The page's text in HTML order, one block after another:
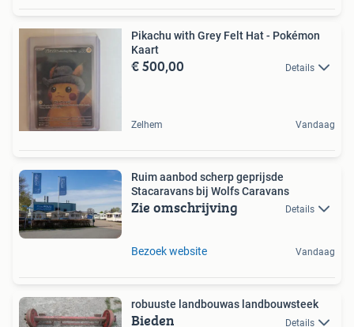
Pikachu with Grey Felt Hat - Pokémon
Kaart
€ 500,00 Details
Zelhem Vandaag
Ruim aanbod scherp geprijsde
Stacaravans bij Wolfs Caravans
Zie omschrijving Details
Bezoek website Vandaag
robuuste landbouwas landbouwsteek
Bieden Details